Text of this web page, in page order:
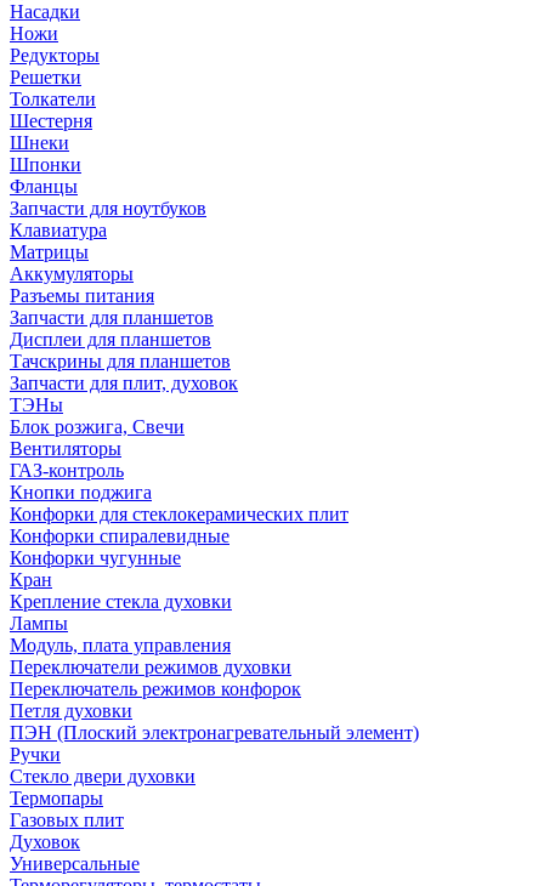
Насадки
Ножи
Редукторы
Решетки
Толкатели
Шестерня
Шнеки
Шпонки
Фланцы
Запчасти для ноутбуков
Клавиатура
Матрицы
Аккумуляторы
Разъемы питания
Запчасти для планшетов
Дисплеи для планшетов
Тачскрины для планшетов
Запчасти для плит, духовок
ТЭНы
Блок розжига, Свечи
Вентиляторы
ГАЗ-контроль
Кнопки поджига
Конфорки для стеклокерамических плит
Конфорки спиралевидные
Конфорки чугунные
Кран
Крепление стекла духовки
Лампы
Модуль, плата управления
Переключатели режимов духовки
Переключатель режимов конфорок
Петля духовки
ПЭН (Плоский электронагревательный элемент)
Ручки
Стекло двери духовки
Термопары
Газовых плит
Духовок
Универсальные